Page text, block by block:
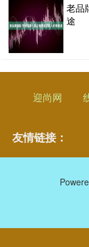
老品
途
迎尚网
友情链接：